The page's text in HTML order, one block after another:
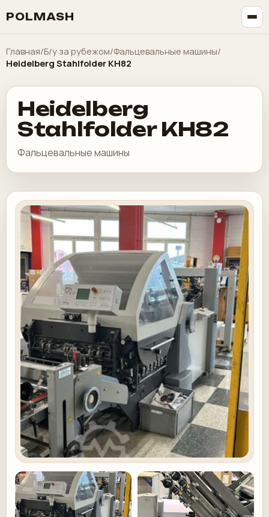
POLMASH
Главная/Б/у за рубежом/Фальцевальные машины/
Heidelberg Stahlfolder KH82
Heidelberg
Stahlfolder KH82
Фальцевальные машины